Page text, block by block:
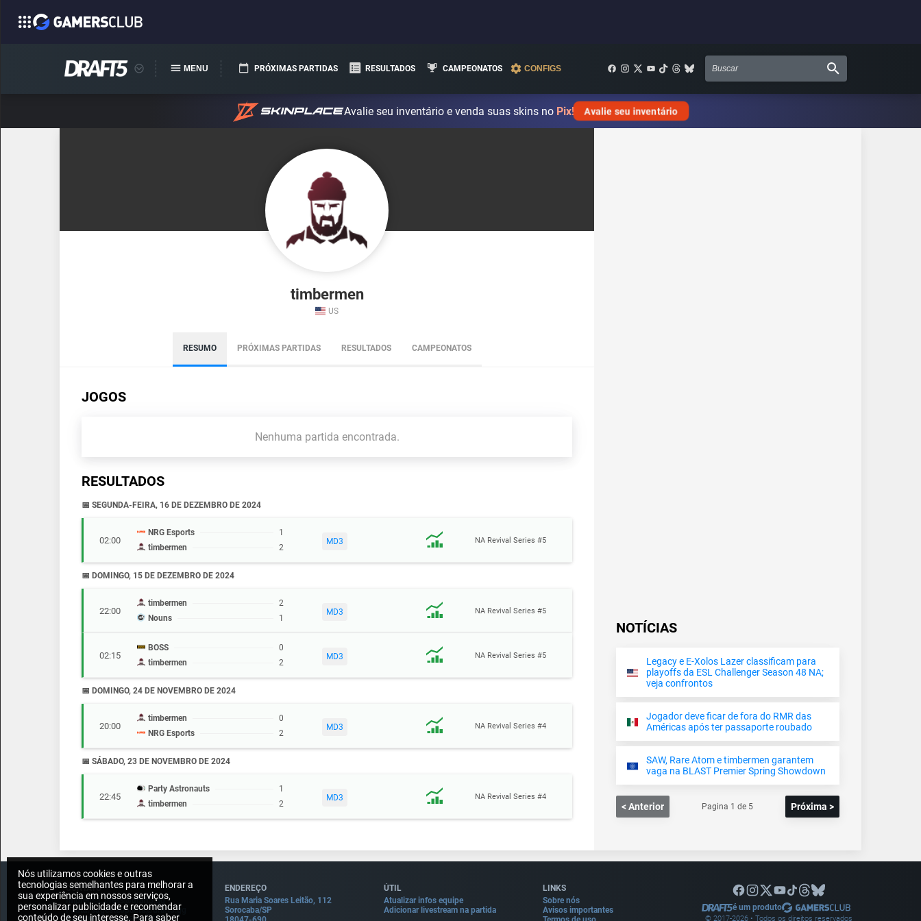
MENU PRÓXIMAS PARTIDAS RESULTADOS CAMPEONATOS CONFIGS
Avalie seu inventário e venda suas skins no Pix! Avalie seu inventário
Nós utilizamos cookies e outras
tecnologias semelhantes para melhorar a
sua experiência em nossos serviços,
personalizar publicidade e recomendar
conteúdo de seu interesse. Para saber
timbermen
US
RESUMO PRÓXIMAS PARTIDAS RESULTADOS CAMPEONATOS
JOGOS
Nenhuma partida encontrada.
RESULTADOS
📅 SEGUNDA-FEIRA, 16 DE DEZEMBRO DE 2024
02:00
NRG Esports
1
timbermen
2
MD3 NA Revival Series #5
📅 DOMINGO, 15 DE DEZEMBRO DE 2024
22:00
timbermen
2
Nouns
1
MD3 NA Revival Series #5
02:15
BOSS
0
timbermen
2
MD3 NA Revival Series #5
📅 DOMINGO, 24 DE NOVEMBRO DE 2024
20:00
timbermen
0
NRG Esports
2
MD3 NA Revival Series #4
📅 SÁBADO, 23 DE NOVEMBRO DE 2024
22:45
Party Astronauts
1
timbermen
2
MD3 NA Revival Series #4
NOTÍCIAS
Legacy e E-Xolos Lazer classificam para
playoffs da ESL Challenger Season 48 NA;
veja confrontos
Jogador deve ficar de fora do RMR das
Américas após ter passaporte roubado
SAW, Rare Atom e timbermen garantem
vaga na BLAST Premier Spring Showdown
< Anterior Pagina 1 de 5 Próxima >
CONTATO
Imprensa: press@draft5.gg
Pauta: sugestaopauta@draft5.gg
ENDEREÇO
Rua Maria Soares Leitão, 112
Sorocaba/SP
ÚTIL
Atualizar infos equipe
Adicionar livestream na partida
LINKS
Sobre nós
Avisos importantes
é um produto
© 2017-2026• Todos os direitos reservados